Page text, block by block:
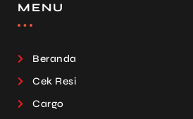
MENU
Beranda
Cek Resi
Cargo